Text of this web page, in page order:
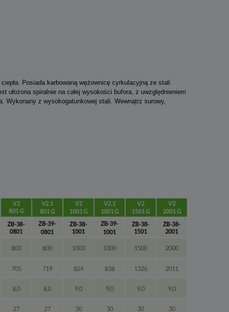
Posiada karbowaną wężownicę cyrkulacyjną ze stali
ułożona spiralnie na całej wysokości bufora, z uwzględnieniem
Wykonany z wysokogatunkowej stali. Wewnątrz surowy,